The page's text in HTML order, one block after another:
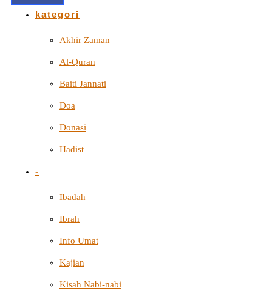
kategori
Akhir Zaman
Al-Quran
Baiti Jannati
Doa
Donasi
Hadist
-
Ibadah
Ibrah
Info Umat
Kajian
Kisah Nabi-nabi